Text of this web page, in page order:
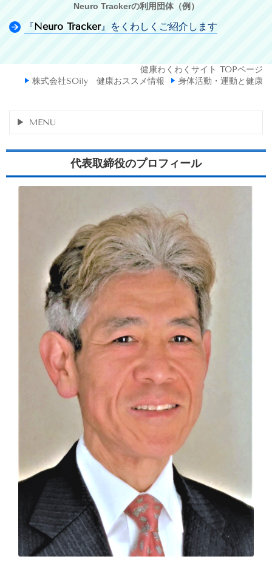
Neuro Trackerの利用団体（例）
『Neuro Tracker』をくわしくご紹介します
健康わくわくサイト TOPページ
株式会社SOily 健康おススメ情報
身体活動・運動と健康
MENU
代表取締役のプロフィール